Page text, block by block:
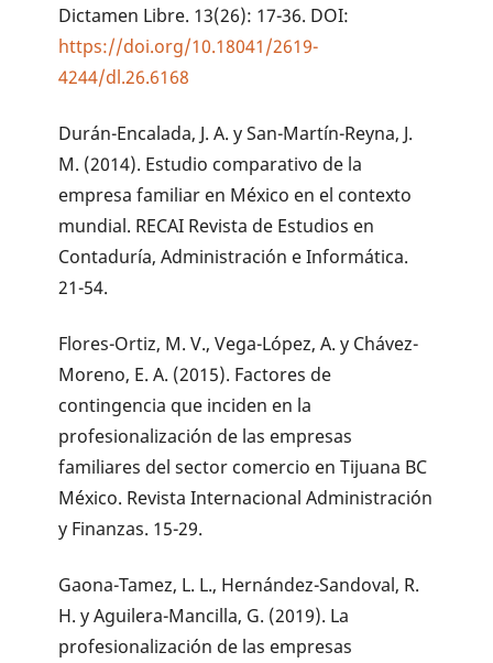
Dictamen Libre. 13(26): 17-36. DOI:
https://doi.org/10.18041/2619-
4244/dl.26.6168
Durán-Encalada, J. A. y San-Martín-Reyna, J.
M. (2014). Estudio comparativo de la
empresa familiar en México en el contexto
mundial. RECAI Revista de Estudios en
Contaduría, Administración e Informática.
21-54.
Flores-Ortiz, M. V., Vega-López, A. y Chávez-
Moreno, E. A. (2015). Factores de
contingencia que inciden en la
profesionalización de las empresas
familiares del sector comercio en Tijuana BC
México. Revista Internacional Administración
y Finanzas. 15-29.
Gaona-Tamez, L. L., Hernández-Sandoval, R.
H. y Aguilera-Mancilla, G. (2019). La
profesionalización de las empresas